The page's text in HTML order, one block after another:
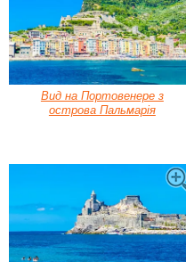
Вид на Портовенере з
острова Пальмарія